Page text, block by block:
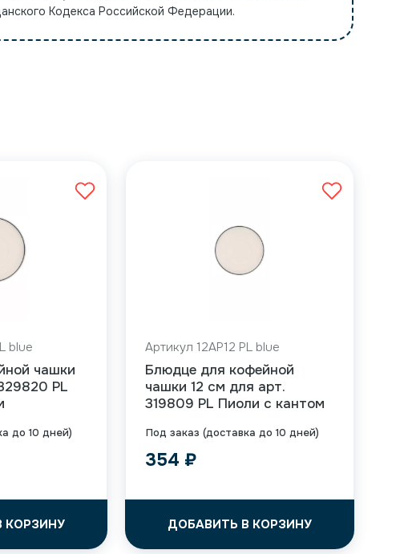
Кодекса Российской Федерации.
до 10 дней)
blue
чашки
PL
КОРЗИНУ
Под заказ (доставка до 10 дней)
Артикул 12AP12 PL blue
Блюдце для кофейной
чашки 12 см для арт.
319809 PL Пиоли с кантом
354 ₽
ДОБАВИТЬ В КОРЗИНУ